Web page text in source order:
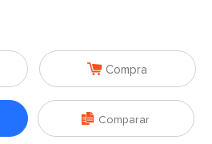
 Compra
 Comparar